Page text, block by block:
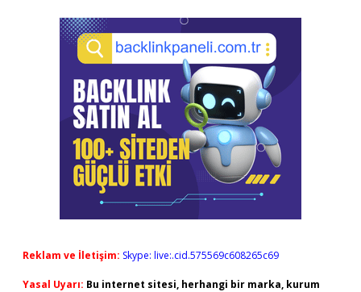
Reklam ve İletişim: Skype: live:.cid.575569c608265c69
Yasal Uyarı: Bu internet sitesi, herhangi bir marka, kurum